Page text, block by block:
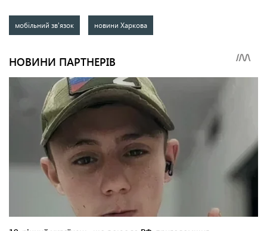
мобільний зв'язок новини Харкова